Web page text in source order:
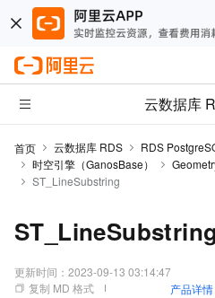
云数据库
首页 云数据库 RDS RDS
时空引擎（GanosBase）
ST_LineSubstring
ST_LineSubstring
更新时间： 2023-09-13 03:14:47
复制 MD 格式
产品详情